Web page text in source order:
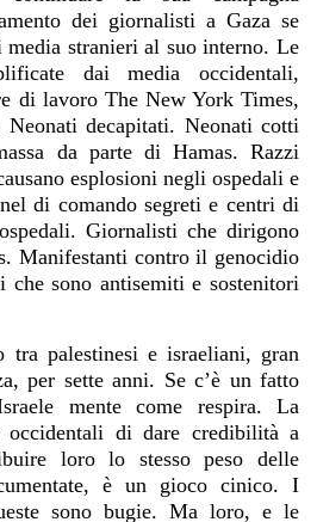
dei giornalisti a Gaza se
stranieri al suo interno. Le
dai media occidentali,
di lavoro The New York Times,
Neonati decapitati. Neonati cotti
da parte di Hamas. Razzi
esplosioni negli ospedali e
di comando segreti e centri di
Giornalisti che dirigono
Manifestanti contro il genocidio
che sono antisemiti e sostenitori
palestinesi e israeliani, gran
per sette anni. Se c’è un fatto
mente come respira. La
occidentali di dare credibilità a
loro lo stesso peso delle
è un gioco cinico. I
sono bugie. Ma loro, e le